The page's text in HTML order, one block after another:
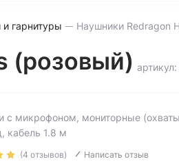
гарнитуры
(розовый)
с микрофоном, мониторные
кабель 1.8 м
(4 отзывов) Написать отзыв